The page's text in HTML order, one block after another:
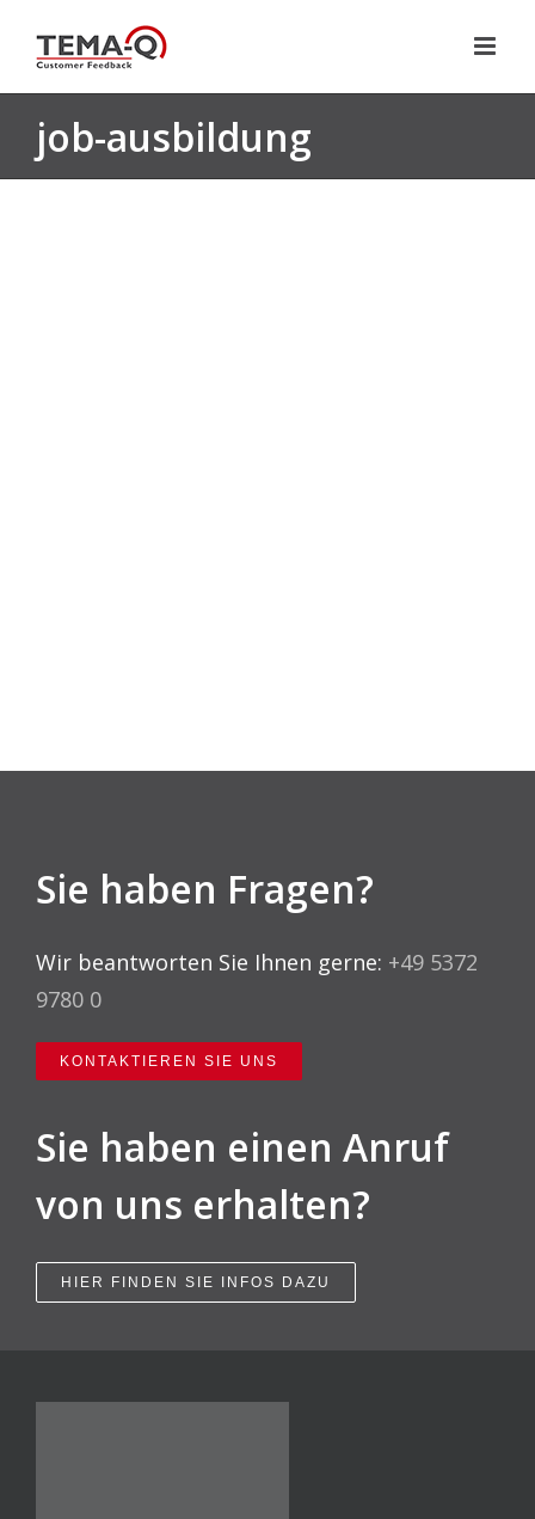
Inhalt
springen
job-ausbildung
Sie haben Fragen?
Wir beantworten Sie Ihnen gerne: +49 5372
9780 0
KONTAKTIEREN SIE UNS
Sie haben einen Anruf
von uns erhalten?
HIER FINDEN SIE INFOS DAZU